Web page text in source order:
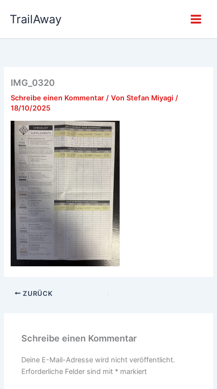
InhaltTrailAway
IMG_0320
Schreibe einen Kommentar / VonStefan Miyagi/
18/10/2025
ZURÜCK
Schreibe einen Kommentar
Deine E-Mail-Adresse wird nicht veröffentlicht.
Erforderliche Felder sind mit * markiert